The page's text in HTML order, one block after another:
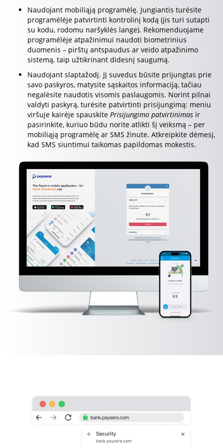
Naudojant mobiliąją programėlę. Jungiantis turėsite
programėlėje patvirtinti kontrolinį kodą (jis turi sutapti
su kodu, rodomu naršyklės lange). Rekomenduojame
programėlėje atpažinimui naudoti biometrinius
duomenis – pirštų antspaudus ar veido atpažinimo
sistemą, taip užtikrinant didesnį saugumą.
Naudojant slaptažodį. Jį suvedus būsite prijungtas prie
savo paskyros, matysite sąskaitos informaciją, tačiau
negalėsite naudotis visomis paslaugomis. Norint pilnai
valdyti paskyrą, turėsite patvirtinti prisijungimą: meniu
viršuje kairėje spauskite Prisijungimo patvirtinimas ir
pasirinkite, kuriuo būdu norite atlikti šį veiksmą – per
mobiliąją programėlę ar SMS žinute. Atkreipkite dėmesį,
kad SMS siuntimui taikomas papildomas mokestis.